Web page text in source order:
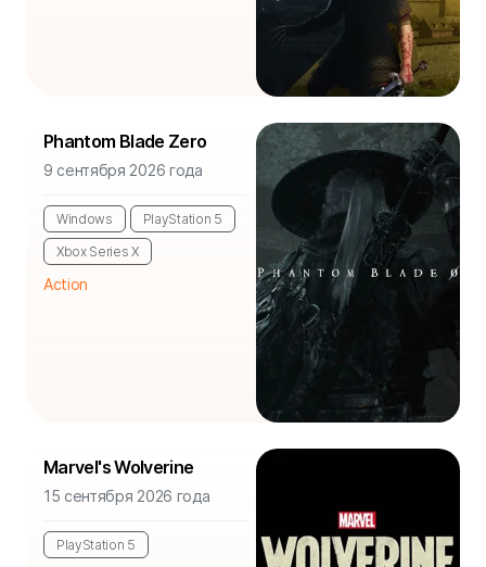
Phantom Blade Zero
9 сентября 2026 года
Windows PlayStation 5
Xbox Series X
Action
Marvel's Wolverine
15 сентября 2026 года
PlayStation 5